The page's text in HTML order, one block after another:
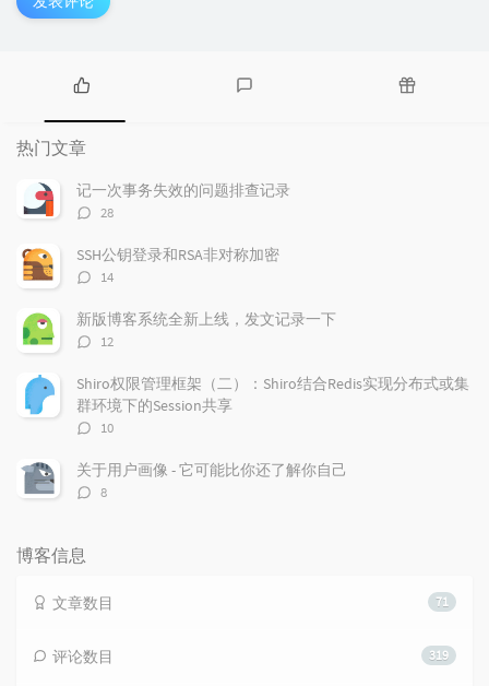
热
门
文
章
论
热门文章
记一次事务失效的问题排查记录
评
数：
28
SSH公钥登录和RSA非对称加密
评
数：
14
新版博客系统全新上线，发文记录一下
评
数：
12
Shiro权限管理框架（二）：Shiro结合Redis实现分布式或集
群环境下的Session共享
评
数：
10
关于用户画像 - 它可能比你还了解你自己
评
8
博客信息
71
文章数目
319
评论数目